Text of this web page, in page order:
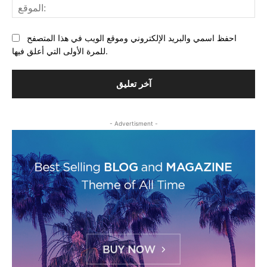
احفظ اسمي والبريد الإلكتروني وموقع الويب في هذا المتصفح
للمرة الأولى التي أعلق فيها.
- Advertisment -